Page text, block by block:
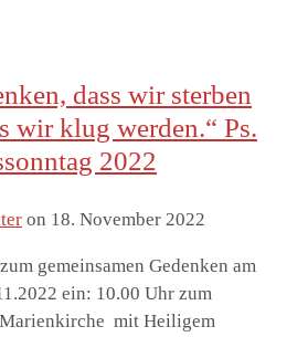
dass wir sterben
wir klug werden.“ Ps.
2022
on 18. November 2022
gemeinsamen Gedenken am
ein: 10.00 Uhr zum
mit Heiligem